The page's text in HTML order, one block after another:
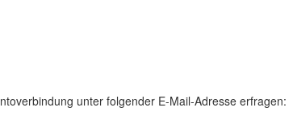
unter folgender E-Mail-Adresse erfragen: